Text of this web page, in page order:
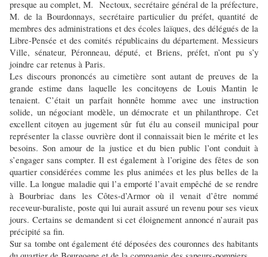
presque au complet, M. Nectoux, secrétaire général de la préfecture,
M. de la Bourdonnays, secrétaire particulier du préfet, quantité de
membres des administrations et des écoles laïques, des délégués de la
Libre-Pensée et des comités républicains du département. Messieurs
Ville, sénateur, Péronneau, député, et Briens, préfet, n’ont pu s’y
joindre car retenus à Paris.
Les discours prononcés au cimetière sont autant de preuves de la
grande estime dans laquelle les concitoyens de Louis Mantin le
tenaient. C’était un parfait honnête homme avec une instruction
solide, un négociant modèle, un démocrate et un philanthrope. Cet
excellent citoyen au jugement sûr fut élu au conseil municipal pour
représenter la classe ouvrière dont il connaissait bien le mérite et les
besoins. Son amour de la justice et du bien public l’ont conduit à
s’engager sans compter. Il est également à l’origine des fêtes de son
quartier considérées comme les plus animées et les plus belles de la
ville. La longue maladie qui l’a emporté l’avait empêché de se rendre
à Bourbriac dans les Côtes-d’Armor où il venait d’être nommé
receveur-buraliste, poste qui lui aurait assuré un revenu pour ses vieux
jours. Certains se demandent si cet éloignement annoncé n’aurait pas
précipité sa fin.
Sur sa tombe ont également été déposées des couronnes des habitants